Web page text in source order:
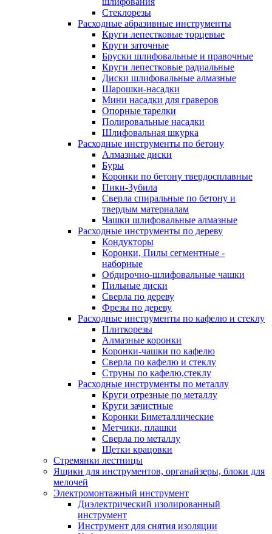
Стеклорезы
Расходные абразивные инструменты
Круги лепестковые торцевые
Круги заточные
Бруски шлифовальные и правочные
Круги лепестковые радиальные
Диски шлифовальные алмазные
Шарошки-насадки
Мини насадки для граверов
Опорные тарелки
Полировальные насадки
Шлифовальная шкурка
Расходные инструменты по бетону
Алмазные диски
Буры
Коронки по бетону твердосплавные
Пики-Зубила
Сверла спиральные по бетону и
твердым материалам
Чашки шлифовальные алмазные
Расходные инструменты по дереву
Кондукторы
Коронки, Пилы сегментные -
наборные
Обдирочно-шлифовальные чашки
Пильные диски
Сверла по дереву
Фрезы по дереву
Расходные инструменты по кафелю и стеклу
Плиткорезы
Алмазные коронки
Коронки-чашки по кафелю
Сверла по кафелю и стеклу
Струны по кафелю,стеклу
Расходные инструменты по металлу
Круги отрезные по металлу
Круги зачистные
Коронки Биметаллические
Метчики, плашки
Сверла по металлу
Щетки крацовки
Стремянки лестницы
Ящики для инструментов, органайзеры, блоки для
мелочей
Электромонтажный инструмент
Диэлектрический изолированный
инструмент
Инструмент для снятия изоляции